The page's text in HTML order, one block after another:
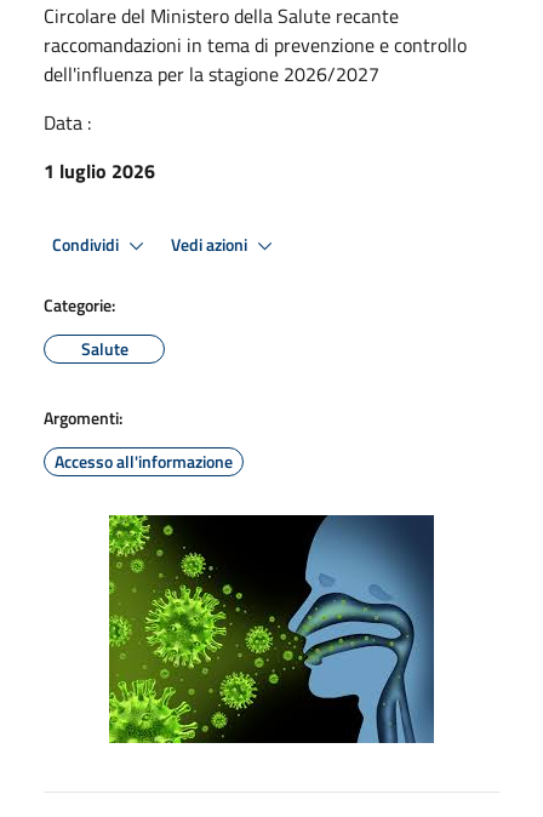
Circolare del Ministero della Salute recante
raccomandazioni in tema di prevenzione e controllo
dell'influenza per la stagione 2026/2027
Data :
1 luglio 2026
Condividi Vedi azioni
Categorie:
Salute
Argomenti:
Accesso all'informazione